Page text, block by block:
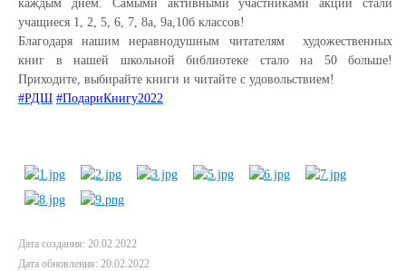
каждым днем. Самыми активными участниками акции стали
учащиеся 1, 2, 5, 6, 7, 8а, 9а,10б классов!
Благодаря нашим неравнодушным читателям художественных
книг в нашей школьной библиотеке стало на 50 больше!
Приходите, выбирайте книги и читайте с удовольствием!
#РДШ #ПодариКнигу2022
Дата создания: 20.02.2022
Дата обновления: 20.02.2022